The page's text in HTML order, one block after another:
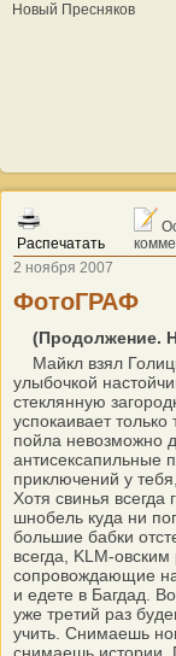
Новый Пресняков
Распечатать
2 ноября 2007
ФотоГРАФ
(Продолжение.
Майкл взял
улыбочкой
стеклянную
успокаивает
пойла невозможно
антисексапильные
приключений у
Хотя свинья
шнобель куда ни
большие бабки
всегда, KLM-
сопровождающие на
и едете в Багдад.
уже третий раз
учить. Снимаешь